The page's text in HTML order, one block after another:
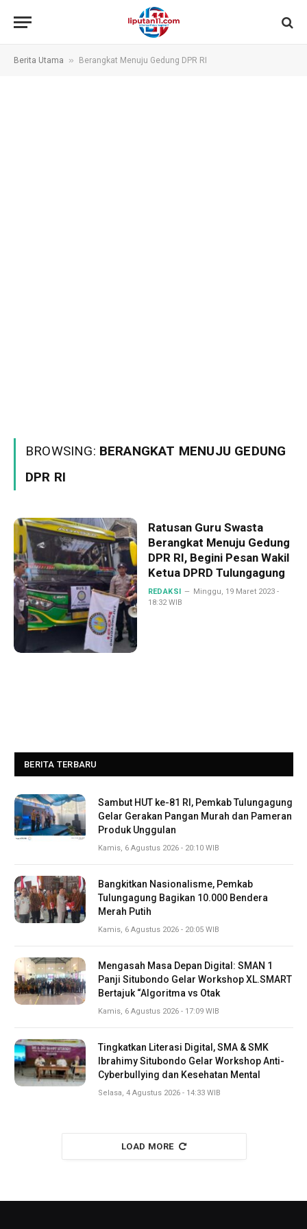
Berita Utama » Berangkat Menuju Gedung DPR RI
BROWSING: BERANGKAT MENUJU GEDUNG
DPR RI
Ratusan Guru Swasta
Berangkat Menuju Gedung
DPR RI, Begini Pesan Wakil
Ketua DPRD Tulungagung
REDAKSI
Minggu, 19 Maret 2023 -
18:32 WIB
BERITA TERBARU
Sambut HUT ke-81 RI, Pemkab Tulungagung
Gelar Gerakan Pangan Murah dan Pameran
Produk Unggulan
Kamis, 6 Agustus 2026 - 20:10 WIB
Bangkitkan Nasionalisme, Pemkab
Tulungagung Bagikan 10.000 Bendera
Merah Putih
Kamis, 6 Agustus 2026 - 20:05 WIB
Mengasah Masa Depan Digital: SMAN 1
Panji Situbondo Gelar Workshop XL.SMART
Bertajuk “Algoritma vs Otak
Kamis, 6 Agustus 2026 - 17:09 WIB
Tingkatkan Literasi Digital, SMA & SMK
Ibrahimy Situbondo Gelar Workshop Anti-
Cyberbullying dan Kesehatan Mental
Selasa, 4 Agustus 2026 - 14:33 WIB
LOAD MORE